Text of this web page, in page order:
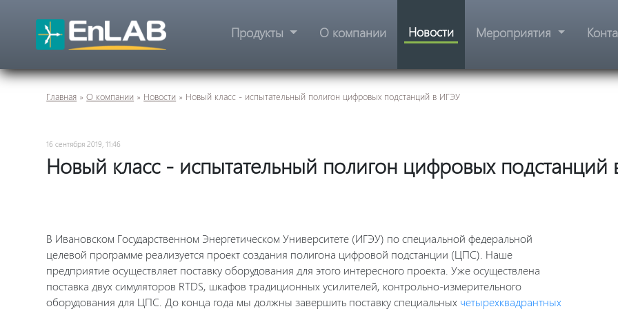
Продукты О компании Новости Мероприятия
Главная »О компании » Новости » Новый класс - испытательный полигон цифровых подстанций в ИГЭУ
16 сентября 2019, 11:46
Новый класс - испытательный полигон цифровых подстанций
В Ивановском Государственном Энергетическом Университете (ИГЭУ) по специальной федеральной
целевой программе реализуется проект создания полигона цифровой подстанции (ЦПС). Наше
предприятие осуществляет поставку оборудования для этого интересного проекта. Уже осуществлена
поставка двух симуляторов RTDS, шкафов традиционных усилителей, контрольно-измерительного
оборудования для ЦПС. До конца года мы должны завершить поставку специальных четырехквадрантных